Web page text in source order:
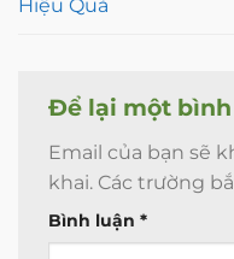
Hiệu Quả
Để lại một
Email của bạn sẽ
khai. Các trường
Bình luận *